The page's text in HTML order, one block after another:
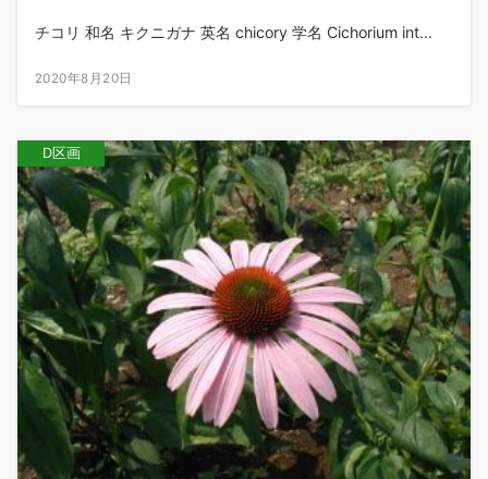
チコリ 和名 キクニガナ 英名 chicory 学名 Cichorium int...
2020年8月20日
D区画